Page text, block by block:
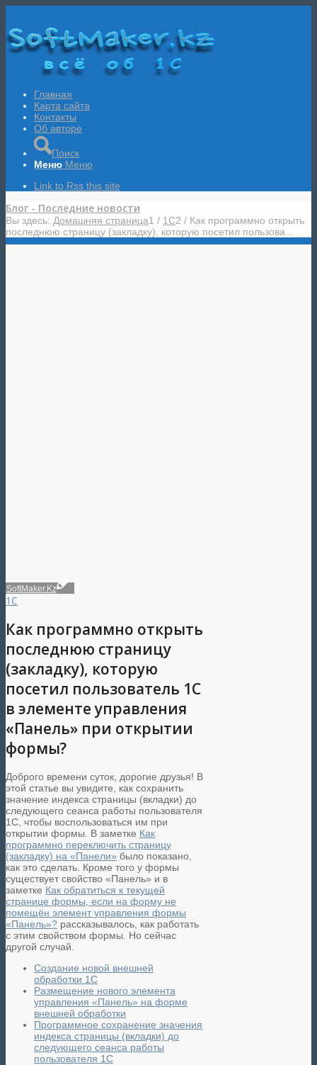
Главная
Карта сайта
Контакты
Об авторе
Поиск
Меню Меню
Link to Rss this site
Блог - Последние новости
Вы здесь: Домашняя страница1 / 1С2 / Как программно открыть
последнюю страницу (закладку), которую посетил пользова...
SoftMaker.Kz
1С
Как программно открыть
последнюю страницу
(закладку), которую
посетил пользователь 1С
в элементе управления
«Панель» при открытии
формы?
Доброго времени суток, дорогие друзья! В
этой статье вы увидите, как сохранить
значение индекса страницы (вкладки) до
следующего сеанса работы пользователя
1С, чтобы воспользоваться им при
открытии формы. В заметке Как
программно переключить страницу
(закладку) на «Панели» было показано,
как это сделать. Кроме того у формы
существует свойство «Панель» и в
заметке Как обратиться к текущей
странице формы, если на форму не
помещён элемент управления формы
«Панель»? рассказывалось, как работать
с этим свойством формы. Но сейчас
другой случай.
Создание новой внешней
обработки 1С
Размещение нового элемента
управления «Панель» на форме
внешней обработки
Программное сохранение значения
индекса страницы (вкладки) до
следующего сеанса работы
пользователя 1С